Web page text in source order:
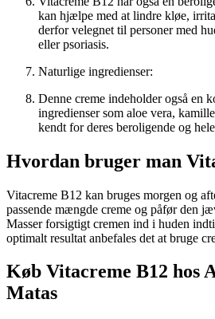
kan hjælpe med at lindre kløe,
derfor velegnet til personer med
eller psoriasis.
Naturlige ingredienser:
Denne creme indeholder også en
ingredienser som aloe vera,
kendt for deres beroligende og
Hvordan bruger man
Vitacreme B12 kan bruges morgen og
passende mængde creme og påfør den
Masser forsigtigt cremen ind i huden
optimalt resultat anbefales det at bruge
Køb Vitacreme B12 hos
Matas